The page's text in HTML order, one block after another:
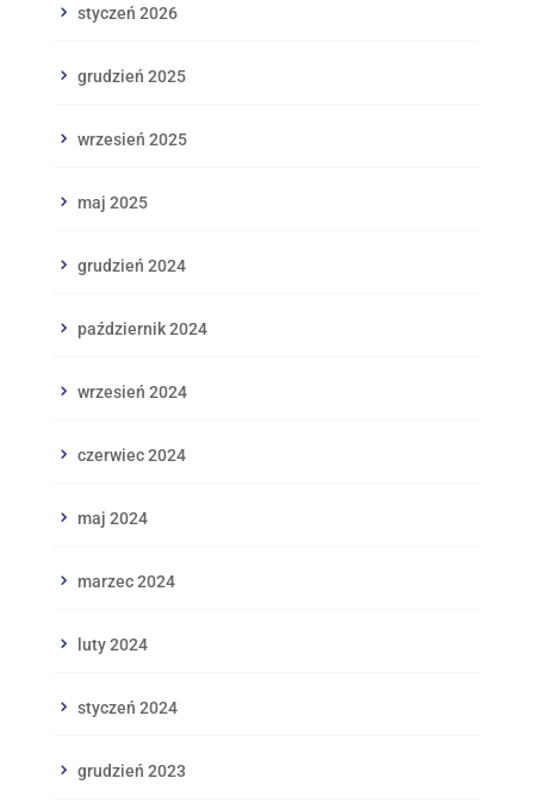
styczeń 2026
grudzień 2025
wrzesień 2025
maj 2025
grudzień 2024
październik 2024
wrzesień 2024
czerwiec 2024
maj 2024
marzec 2024
luty 2024
styczeń 2024
grudzień 2023